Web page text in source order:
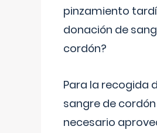
pinzamiento
donación de
cordón?
Para la recogida
sangre de
necesario